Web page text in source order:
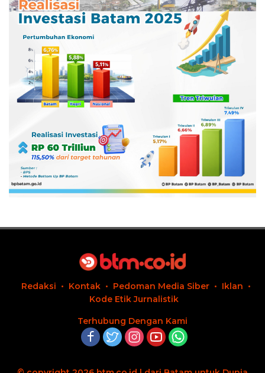
Redaksi Kontak Pedoman Media Siber
Iklan
Kode Etik Jurnalistik
Terhubung Dengan Kami